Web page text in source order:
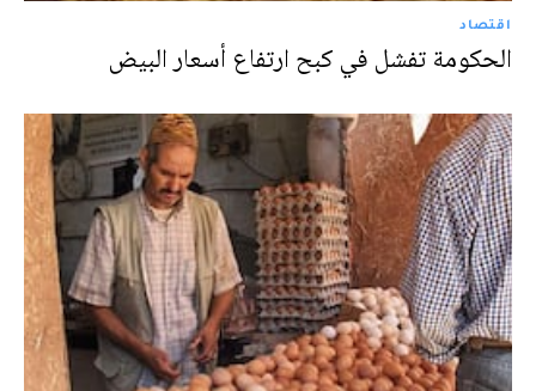
اقتصاد
الحكومة تفشل في كبح ارتفاع أسعار البيض